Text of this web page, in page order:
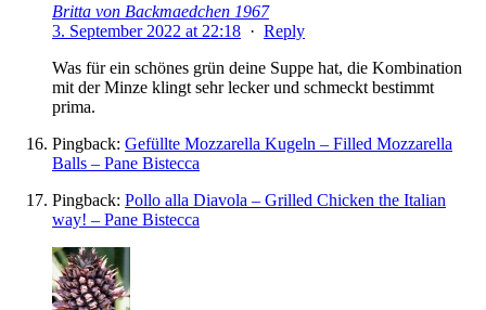
Britta von Backmaedchen 1967
3. September 2022 at 22:18 · Reply
Was für ein schönes grün deine Suppe hat, die Kombination
mit der Minze klingt sehr lecker und schmeckt bestimmt
prima.
Pingback: Gefüllte Mozzarella Kugeln – Filled Mozzarella
Balls – Pane Bistecca
Pingback: Pollo alla Diavola – Grilled Chicken the Italian
way! – Pane Bistecca